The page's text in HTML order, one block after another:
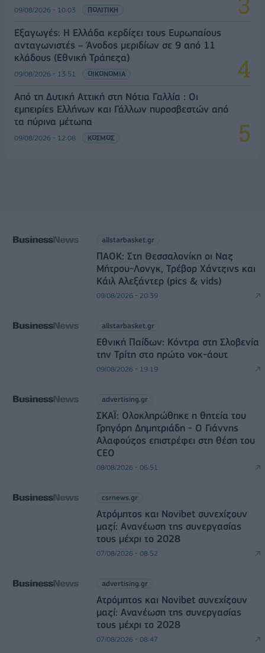
09/08/2026 - 10:03 ΠΟΛΙΤΙΚΗ
Εξαγωγές: Η Ελλάδα κερδίζει τους Ευρωπαίους
ανταγωνιστές – Άνοδος μεριδίων σε 9 από 11
κλάδους (Εθνική Τράπεζα)
09/08/2026 - 13:51 ΟΙΚΟΝΟΜΙΑ
Από τη Δυτική Αττική στη Νότια Γαλλία : Οι
εμπειρίες Ελλήνων και Γάλλων πυροσβεστών από
τα πύρινα μέτωπα
09/08/2026 - 12:08 ΚΟΣΜΟΣ
allstarbasket.gr
ΠΑΟΚ: Στη Θεσσαλονίκη οι Ναζ
Μήτρου-Λονγκ, Τρέβορ Χάντζινς και
Κάιλ Αλεξάντερ (pics & vids)
09/08/2026 - 20:39
allstarbasket.gr
Εθνική Παίδων: Κόντρα στη Σλοβενία
την Τρίτη στο πρώτο νοκ-άουτ
09/08/2026 - 19:19
advertising.gr
ΣΚΑΪ: Ολοκληρώθηκε η θητεία του
Γρηγόρη Δημητριάδη - Ο Γιάννης
Αλαφούζος επιστρέφει στη θέση του
CEO
08/08/2026 - 06:51
csrnews.gr
Ατρόμητος και Novibet συνεχίζουν
μαζί: Ανανέωση της συνεργασίας
τους μέχρι το 2028
07/08/2026 - 08:52
advertising.gr
Ατρόμητος και Novibet συνεχίζουν
μαζί: Ανανέωση της συνεργασίας
τους μέχρι το 2028
07/08/2026 - 08:47